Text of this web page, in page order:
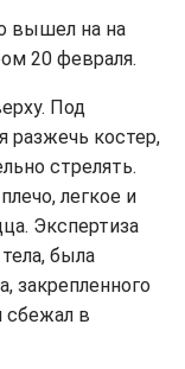
вышел на на
20 февраля.
Под
костер,
стрелять.
легкое и
Экспертиза
была
закрепленного
сбежал в